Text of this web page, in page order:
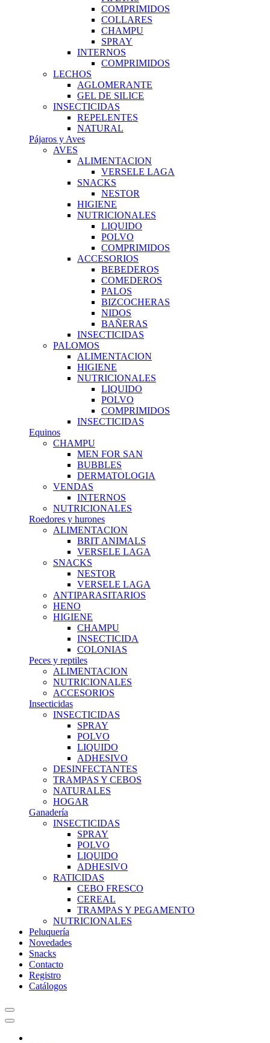
COMPRIMIDOS
COLLARES
CHAMPU
SPRAY
INTERNOS
COMPRIMIDOS
LECHOS
AGLOMERANTE
GEL DE SILICE
INSECTICIDAS
REPELENTES
NATURAL
Pájaros y Aves
AVES
ALIMENTACION
VERSELE LAGA
SNACKS
NESTOR
HIGIENE
NUTRICIONALES
LIQUIDO
POLVO
COMPRIMIDOS
ACCESORIOS
BEBEDEROS
COMEDEROS
PALOS
BIZCOCHERAS
NIDOS
BAÑERAS
INSECTICIDAS
PALOMOS
ALIMENTACION
HIGIENE
NUTRICIONALES
LIQUIDO
POLVO
COMPRIMIDOS
INSECTICIDAS
Equinos
CHAMPU
MEN FOR SAN
BUBBLES
DERMATOLOGIA
VENDAS
INTERNOS
NUTRICIONALES
Roedores y hurones
ALIMENTACION
BRIT ANIMALS
VERSELE LAGA
SNACKS
NESTOR
VERSELE LAGA
ANTIPARASITARIOS
HENO
HIGIENE
CHAMPU
INSECTICIDA
COLONIAS
Peces y reptiles
ALIMENTACION
NUTRICIONALES
ACCESORIOS
Insecticidas
INSECTICIDAS
SPRAY
POLVO
LIQUIDO
ADHESIVO
DESINFECTANTES
TRAMPAS Y CEBOS
NATURALES
HOGAR
Ganadería
INSECTICIDAS
SPRAY
POLVO
LIQUIDO
ADHESIVO
RATICIDAS
CEBO FRESCO
CEREAL
TRAMPAS Y PEGAMENTO
NUTRICIONALES
Peluquería
Novedades
Snacks
Contacto
Registro
Catálogos